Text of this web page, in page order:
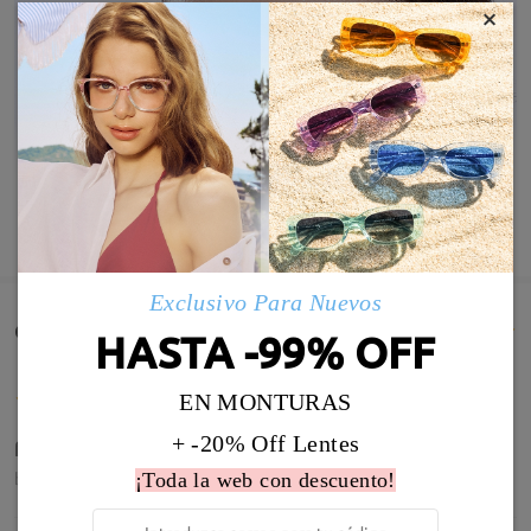
MOSTRAR MÁS
Comentarios de Clientes(3)
feels ok
by Mar 19 , 2026
×
Exclusivo Para Nuevos
HASTA -99% OFF
EN MONTURAS
+ -20% Off Lentes
¡Toda la web con descuento!